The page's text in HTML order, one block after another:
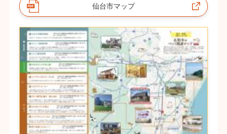
仙台市マップ